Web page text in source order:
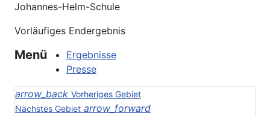
Johannes-Helm-Schule
Vorläufiges Endergebnis
Menü
Ergebnisse
Presse
arrow_back Vorheriges Gebiet
Nächstes Gebiet arrow_forward